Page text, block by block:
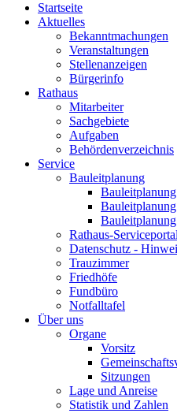
Startseite
Aktuelles
Bekanntmachungen
Veranstaltungen
Stellenanzeigen
Bürgerinfo
Rathaus
Mitarbeiter
Sachgebiete
Aufgaben
Behördenverzeichnis
Service
Bauleitplanung
Rathaus-
Datenschutz -
Trauzimmer
Friedhöfe
Fundbüro
Notfalltafel
Über uns
Organe
Vorsitz
Sitzungen
Lage und Anreise
Statistik und Zahlen